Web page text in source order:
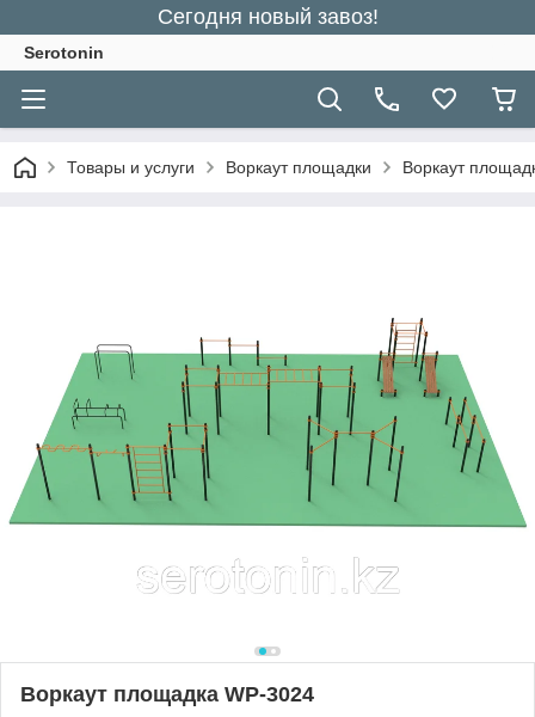
Сегодня новый завоз!
Serotonin
Товары и услуги Воркаут площадки Воркаут
Воркаут площадка WP-3024